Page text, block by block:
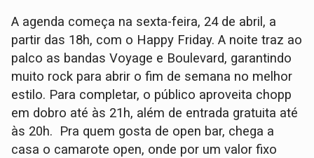
A agenda começa na sexta-feira, 24 de abril, a
partir das 18h, com o Happy Friday. A noite traz ao
palco as bandas Voyage e Boulevard, garantindo
muito rock para abrir o fim de semana no melhor
estilo. Para completar, o público aproveita chopp
em dobro até às 21h, além de entrada gratuita até
às 20h. Pra quem gosta de open bar, chega a
casa o camarote open, onde por um valor fixo